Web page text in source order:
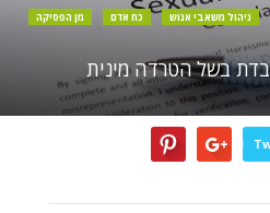
ניהול משאבי אנוש כח אדם
מן הפסיקה